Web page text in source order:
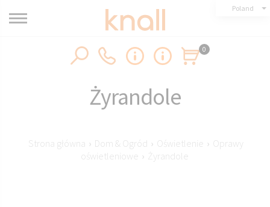
Poland
0
Żyrandole
Strona główna › Dom & Ogród › Oświetlenie ›
Oprawy
oświetleniowe
› Żyrandole